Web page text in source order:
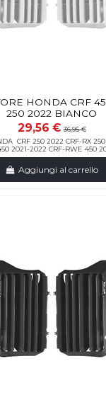
HONDA CRF
250 2022 BIANCO
29,56 €36,95 €
CRF 250 2022 CRF-RX
2021-2022 CRF-RWE 450
Aggiungi al carrello